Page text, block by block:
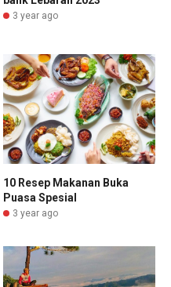
3 year ago
10 Resep Makanan Buka
Puasa Spesial
3 year ago